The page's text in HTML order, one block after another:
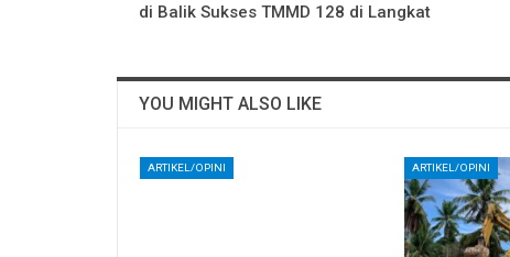
di Balik Sukses TMMD 128 di Langkat
YOU MIGHT ALSO LIKE
ARTIKEL/OPINI ARTIKEL/OPINI